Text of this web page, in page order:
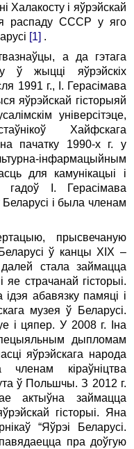
Халакосту і яўрэйскай
распаду СССР у яго
[1] .
а да гэтага
ў жыцці яўрэйскіх
1991 г., І. Герасімава
яўрэйскай гісторыяй
універсітэце,
Хайфскага
на пачатку 1990-х г. у
інфармацыйным
для камунікацыі і
гадоў І. Герасімава
і была членам
прысвечаную
ў канцы ХІХ –
стала займацца
страчанай гісторыі.
ідэя абавязку памяці і
музея ў Беларусі.
і цяпер. У 2008 г. Іна
дыпломам
яўрэйскага народа
кіраўніцтва
ў Польшчы. З 2012 г.
актыўна займацца
гісторыі. Яна
“Яўрэі Беларусі.
пра доўгую